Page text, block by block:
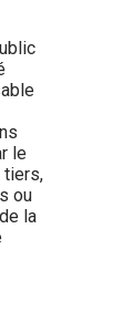
le
tiers,
ou
la